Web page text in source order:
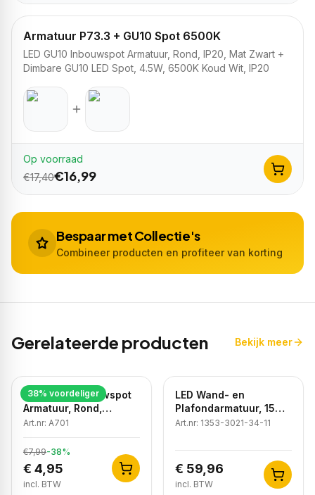
Armatuur P73.3 + GU10 Spot 6500K
LED GU10 Inbouwspot Armatuur, Rond, IP20, Mat Zwart +
Dimbare GU10 LED Spot, 4.5W, 6500K Koud Wit, IP20
Op voorraad
€17,40€16,99
Bespaar met Collectie's
Combineer producten en profiteer van korting
Gerelateerde producten Bekijk meer
38% voordeliger
LED GU10 Inbouwspot
Armatuur, Rond,
Kantelbaar, IP20, Wit
Art.nr: A701
€7,99-38%
€ 4,95
incl. BTW
LED Wand- en
Plafondarmatuur, 15W,
3CCT, Sensor, IP54,
Art.nr: 1353-3021-34-11
€ 59,96
incl. BTW